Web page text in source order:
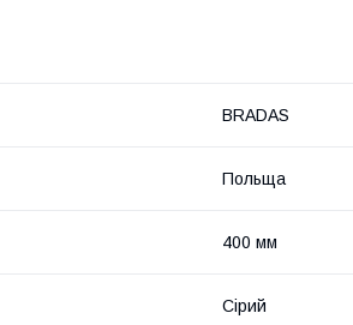
BRADAS
Польща
400 мм
Сірий